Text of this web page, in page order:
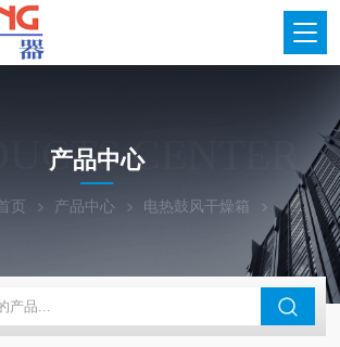
CENTER
产品中心
页 产品中心 电热鼓风干燥箱 250℃台